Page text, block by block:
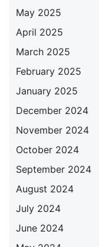
May 2025
April 2025
March 2025
February 2025
January 2025
December 2024
November 2024
October 2024
September 2024
August 2024
July 2024
June 2024